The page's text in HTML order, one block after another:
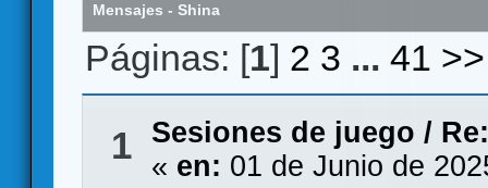
Mensajes - Shina
Páginas: [1] 2 3 ...41 >>
1 Sesiones de juego /
« en: 01 de Junio de